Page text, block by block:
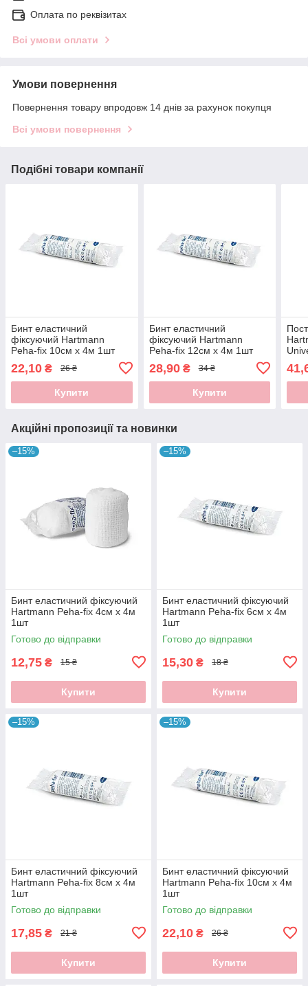
Оплата по реквізитах
Всі умови оплати
Умови повернення
Повернення товару впродовж 14 днів за рахунок покупця
Всі умови повернення
Подібні товари компанії
Бинт еластичний
фіксуючий Hartmann
Peha-fix 10см х 4м 1шт
22,10 ₴ 26 ₴
Купити
Бинт еластичний
фіксуючий Hartmann
Peha-fix 12см х 4м 1шт
28,90₴ 34 ₴
Купити
Акційні пропозиції та новинки
–15%
Бинт еластичний фіксуючий
Hartmann Peha-fix 4см х 4м
1шт
Готово до відправки
12,75 ₴ 15 ₴
Купити
–15%
Бинт еластичний фіксуючий
Hartmann Peha-fix 6см х 4м
1шт
Готово до відправки
15,30 ₴ 18 ₴
Купити
–15%
Бинт еластичний фіксуючий
Hartmann Peha-fix 8см х 4м
1шт
Готово до відправки
17,85 ₴ 21 ₴
Купити
–15%
Бинт еластичний фіксуючий
Hartmann Peha-fix 10см х 4м
1шт
Готово до відправки
22,10 ₴ 26 ₴
Купити